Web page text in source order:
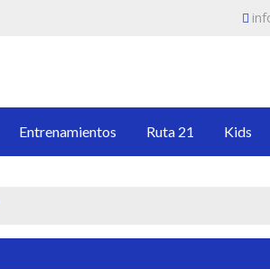
Entrenamientos Ruta 21 Kids